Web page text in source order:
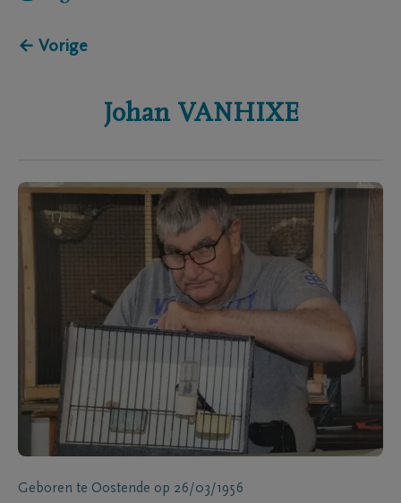
← Vorige
Johan VANHIXE
Geboren te Oostende op 26/03/1956